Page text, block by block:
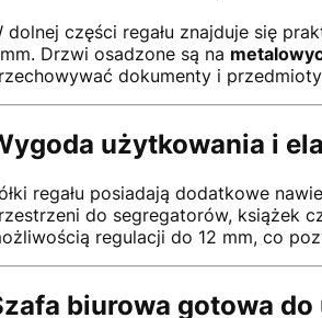
dolnej części regału znajduje się
Drzwi osadzone są na
dokumenty i
użytkowania i
regału posiadają dodatkowe
do segregatorów, książek
regulacji do 12 mm, co
biurowa gotowa